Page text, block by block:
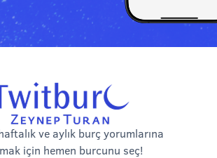
ve aylık burç yorumlarına
için hemen burcunu seç!